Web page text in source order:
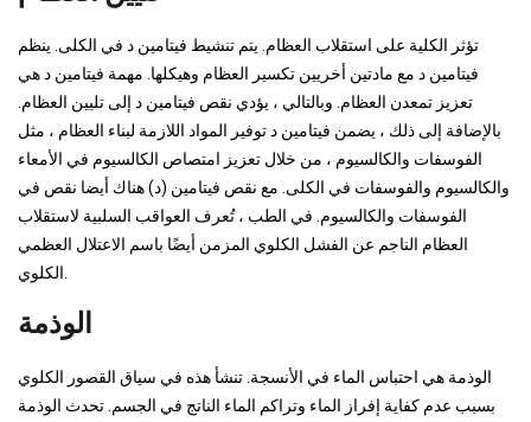
تؤثر الكلية على استقلاب العظام. يتم تنشيط فيتامين د في الكلى. ينظم
فيتامين د مع مادتين أخريين تكسير العظام وهيكلها. مهمة فيتامين د هي
تعزيز تمعدن العظام. وبالتالي ، يؤدي نقص فيتامين د إلى تليين العظام.
بالإضافة إلى ذلك ، يضمن فيتامين د توفير المواد اللازمة لبناء العظام ، مثل
الفوسفات والكالسيوم ، من خلال تعزيز امتصاص الكالسيوم في الأمعاء
والكالسيوم والفوسفات في الكلى. مع نقص فيتامين (د) هناك أيضا نقص في
الفوسفات والكالسيوم. في الطب ، تُعرف العواقب السلبية لاستقلاب
العظام الناجم عن الفشل الكلوي المزمن أيضًا باسم الاعتلال العظمي
الوذمة
الوذمة هي احتباس الماء في الأنسجة. تنشأ هذه في سياق القصور الكلوي
بسبب عدم كفاية إفراز الماء وتراكم الماء الناتج في الجسم. تحدث الوذمة